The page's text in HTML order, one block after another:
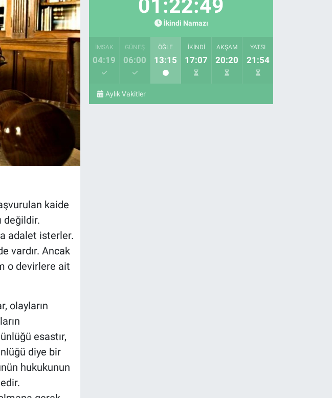
kaide
değildir.
adalet isterler.
vardır. Ancak
o devirlere ait
olayların
esastır,
diye bir
hukukunun
01:22:48
İkindi Namazı
İMSAK
04:19
GÜNEŞ
06:00
ÖĞLE
13:15
İKINDI
17:07
AKŞAM
20:20
YATSI
21:54
Aylık Vakitler